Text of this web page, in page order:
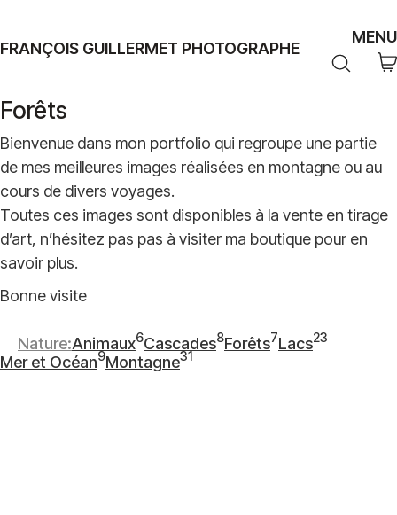
FRANÇOIS GUILLERMET PHOTOGRAPHE
MENU
Forêts
Bienvenue dans mon portfolio qui regroupe une partie
de mes meilleures images réalisées en montagne ou au
cours de divers voyages.
Toutes ces images sont disponibles à la vente en tirage
d’art, n’hésitez pas pas à visiter ma boutique pour en
savoir plus.
Bonne visite
Nature Animaux6
6
articles
Cascades8
8
articles
Forêts7
7
Lacs23
23
Mer et Océan9
9
Montagne31
31